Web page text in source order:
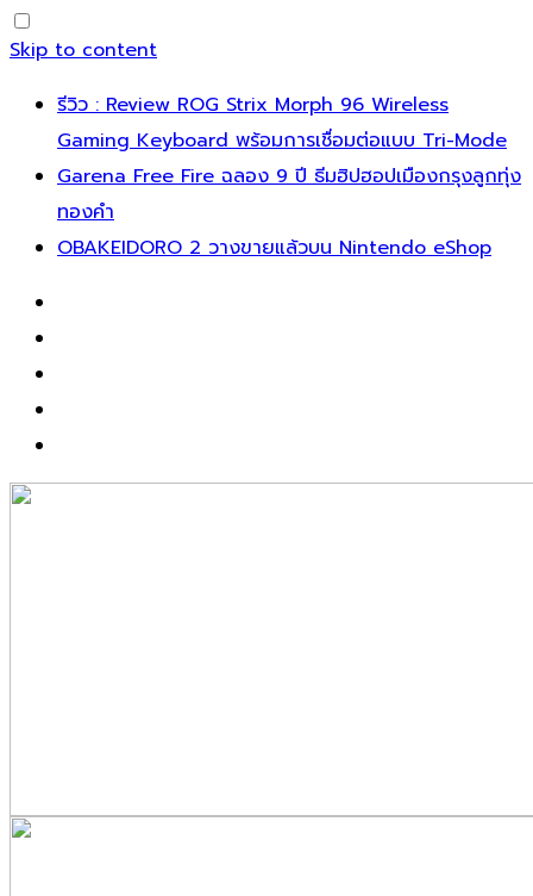
Skip to content
รีวิว : Review ROG Strix Morph 96 Wireless
Gaming Keyboard พร้อมการเชื่อมต่อแบบ Tri-Mode
Garena Free Fire ฉลอง 9 ปี ธีมฮิปฮอปเมืองกรุงลูกทุ่ง
ทองคำ
OBAKEIDORO 2 วางขายแล้วบน Nintendo eShop